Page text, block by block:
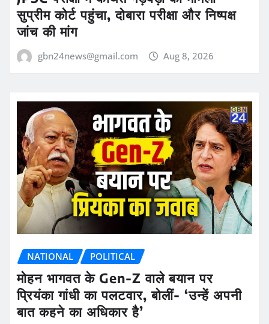
सुप्रीम कोर्ट पहुंचा, दोबारा परीक्षा और निष्पक्ष
जांच की मांग
gbn24news@gmail.com Aug 8, 2026
NATIONAL POLITICAL
मोहन भागवत के Gen-Z वाले बयान पर
प्रियंका गांधी का पलटवार, बोलीं- ‘उन्हें अपनी
बात कहने का अधिकार है’